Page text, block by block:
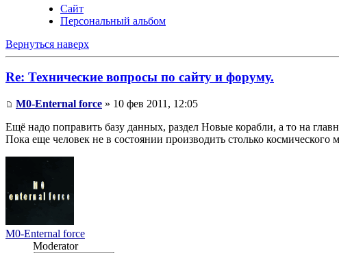
Сайт
Персональный альбом
Вернуться наверх
Re: Технические вопросы по сайту и форуму.
M0-Enternal force » 10 фев 2011, 12:05
Ещё надо поправить базу данных, раздел Новые корабли, а то на
Пока еще человек не в состоянии производить столько
M0-Enternal force
Moderator